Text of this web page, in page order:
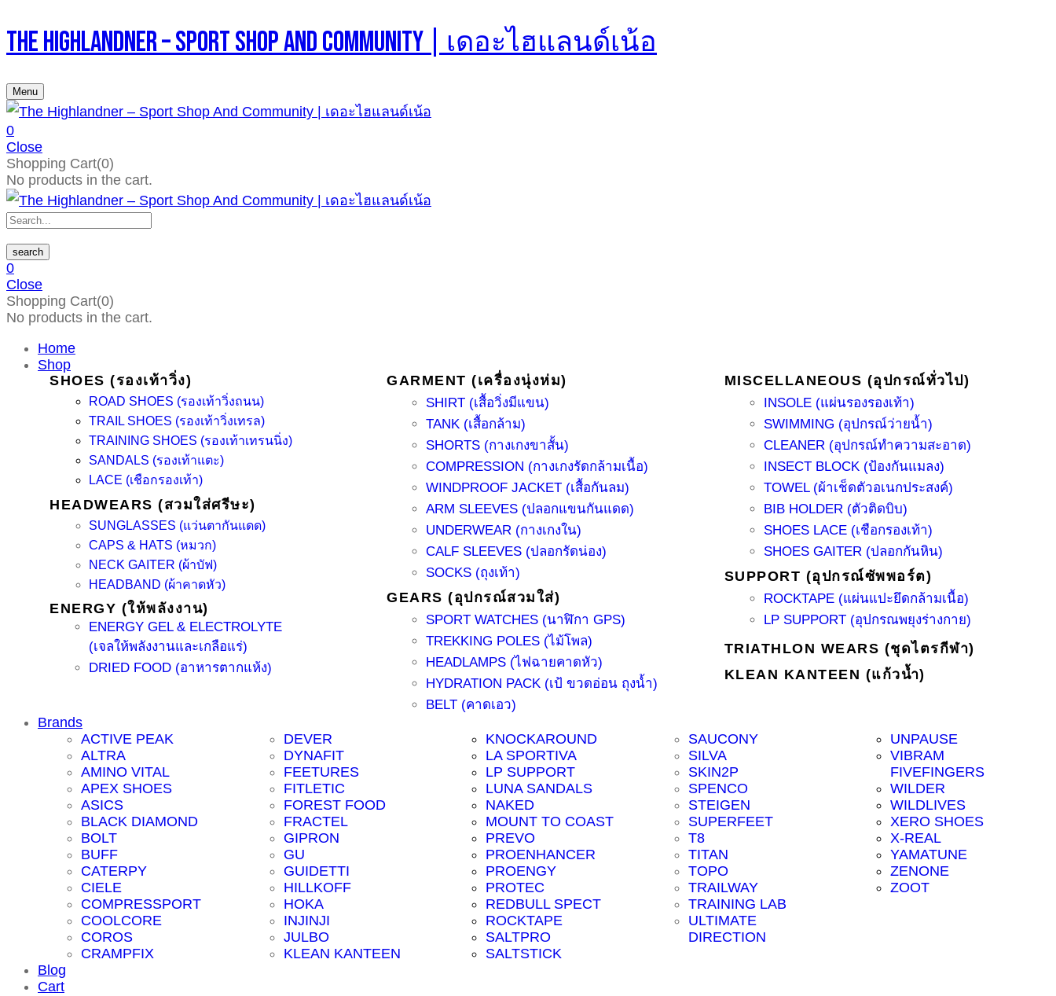
The Highlandner – Sport Shop And Community | เดอะไฮแลนด์เน้อ
Menu
0
Close
Shopping Cart(0)
No products in the cart.
search
0
Close
Shopping Cart(0)
No products in the cart.
Home
Shop
SHOES (รองเท้าวิ่ง)
ROAD SHOES (รองเท้าวิ่งถนน)
TRAIL SHOES (รองเท้าวิ่งเทรล)
TRAINING SHOES (รองเท้าเทรนนิ่ง)
SANDALS (รองเท้าแตะ)
LACE (เชือกรองเท้า)
HEADWEARS (สวมใส่ศรีษะ)
SUNGLASSES (แว่นตากันแดด)
CAPS & HATS (หมวก)
NECK GAITER (ผ้าบัฟ)
HEADBAND (ผ้าคาดหัว)
ENERGY (ให้พลังงาน)
ENERGY GEL & ELECTROLYTE
(เจลให้พลังงานและเกลือแร่)
DRIED FOOD (อาหารตากแห้ง)
GARMENT (เครื่องนุ่งห่ม)
SHIRT (เสื้อวิ่งมีแขน)
TANK (เสื้อกล้าม)
SHORTS (กางเกงขาสั้น)
COMPRESSION (กางเกงรัดกล้ามเนื้อ)
WINDPROOF JACKET (เสื้อกันลม)
ARM SLEEVES (ปลอกแขนกันแดด)
UNDERWEAR (กางเกงใน)
CALF SLEEVES (ปลอกรัดน่อง)
SOCKS (ถุงเท้า)
GEARS (อุปกรณ์สวมใส่)
SPORT WATCHES (นาฬิกา GPS)
TREKKING POLES (ไม้โพล)
HEADLAMPS (ไฟฉายคาดหัว)
HYDRATION PACK (เป้ ขวดอ่อน ถุงน้ำ)
BELT (คาดเอว)
MISCELLANEOUS (อุปกรณ์ทั่วไป)
INSOLE (แผ่นรองรองเท้า)
SWIMMING (อุปกรณ์ว่ายน้ำ)
CLEANER (อุปกรณ์ทำความสะอาด)
INSECT BLOCK (ป้องกันแมลง)
TOWEL (ผ้าเช็ดตัวอเนกประสงค์)
BIB HOLDER (ตัวติดบิบ)
SHOES LACE (เชือกรองเท้า)
SHOES GAITER (ปลอกกันหิน)
SUPPORT (อุปกรณ์ซัพพอร์ต)
ROCKTAPE (แผ่นแปะยึดกล้ามเนื้อ)
LP SUPPORT (อุปกรณพยุงร่างกาย)
TRIATHLON WEARS (ชุดไตรกีฬา)
KLEAN KANTEEN (แก้วน้ำ)
Brands
ACTIVE PEAK
ALTRA
AMINO VITAL
APEX SHOES
ASICS
BLACK DIAMOND
BOLT
BUFF
CATERPY
CIELE
COMPRESSPORT
COOLCORE
COROS
CRAMPFIX
DEVER
DYNAFIT
FEETURES
FITLETIC
FOREST FOOD
FRACTEL
GIPRON
GU
GUIDETTI
HILLKOFF
HOKA
INJINJI
JULBO
KLEAN KANTEEN
KNOCKAROUND
LA SPORTIVA
LP SUPPORT
LUNA SANDALS
NAKED
MOUNT TO COAST
PREVO
PROENHANCER
PROENGY
PROTEC
REDBULL SPECT
ROCKTAPE
SALTPRO
SALTSTICK
SAUCONY
SILVA
SKIN2P
SPENCO
STEIGEN
SUPERFEET
T8
TITAN
TOPO
TRAILWAY
TRAINING LAB
ULTIMATE
DIRECTION
UNPAUSE
VIBRAM
FIVEFINGERS
WILDER
WILDLIVES
XERO SHOES
X-REAL
YAMATUNE
ZENONE
ZOOT
Blog
Cart